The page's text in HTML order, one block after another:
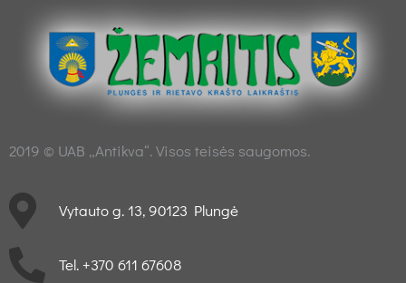
2019 © UAB „Antikva“. Visos teisės saugomos.
Vytauto g. 13, 90123 Plungė
Tel. +370 611 67608